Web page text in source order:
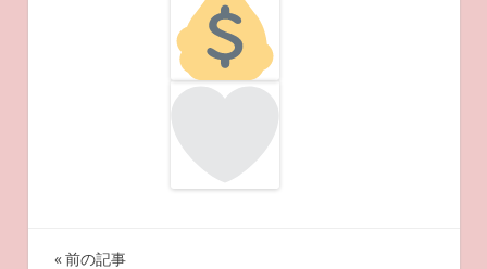
前の記事